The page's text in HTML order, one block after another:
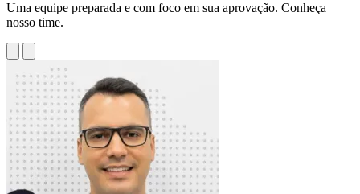
Uma equipe preparada e com foco em sua aprovação. Conheça
nosso time.